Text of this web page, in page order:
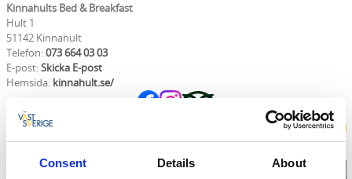
Consent Details About
Kinnahults Bed & Breakfast
Hult 1
51142 Kinnahult
Telefon:073 664 03 03
E-post:Skicka E-post
Hemsida: kinnahult.se/